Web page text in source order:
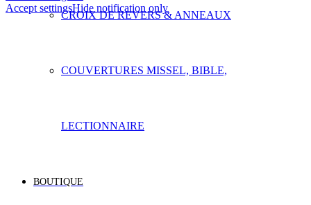
CROIX DE REVERS & ANNEAUX
COUVERTURES MISSEL, BIBLE,
LECTIONNAIRE
BOUTIQUE
Accept settingsHide notification only